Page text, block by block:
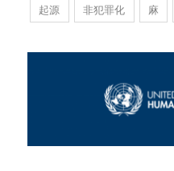
起源
非犯罪化 麻